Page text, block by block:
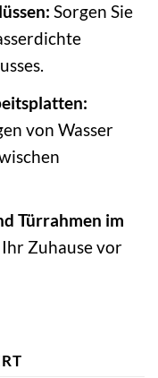
Sorgen Sie
von Wasser
Türrahmen im
Zuhause vor